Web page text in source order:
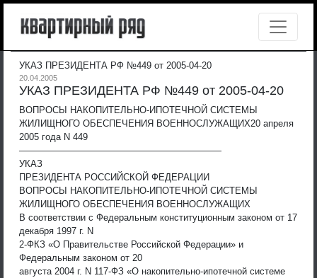
УКАЗ ПРЕЗИДЕНТА РФ №449 от 2005-04-20
20.04.2005
УКАЗ ПРЕЗИДЕНТА РФ №449 от 2005-04-20
ВОПРОСЫ НАКОПИТЕЛЬНО-ИПОТЕЧНОЙ СИСТЕМЫ
ЖИЛИЩНОГО ОБЕСПЕЧЕНИЯ ВОЕННОСЛУЖАЩИХ20 апреля
2005 года N 449
——————————————————————
УКАЗ
ПРЕЗИДЕНТА РОССИЙСКОЙ ФЕДЕРАЦИИ
ВОПРОСЫ НАКОПИТЕЛЬНО-ИПОТЕЧНОЙ СИСТЕМЫ
ЖИЛИЩНОГО ОБЕСПЕЧЕНИЯ ВОЕННОСЛУЖАЩИХ
В соответствии с Федеральным конституционным законом от 17
декабря 1997 г. N
2-ФКЗ «О Правительстве Российской Федерации» и
Федеральным законом от 20
августа 2004 г. N 117-ФЗ «О накопительно-ипотечной системе